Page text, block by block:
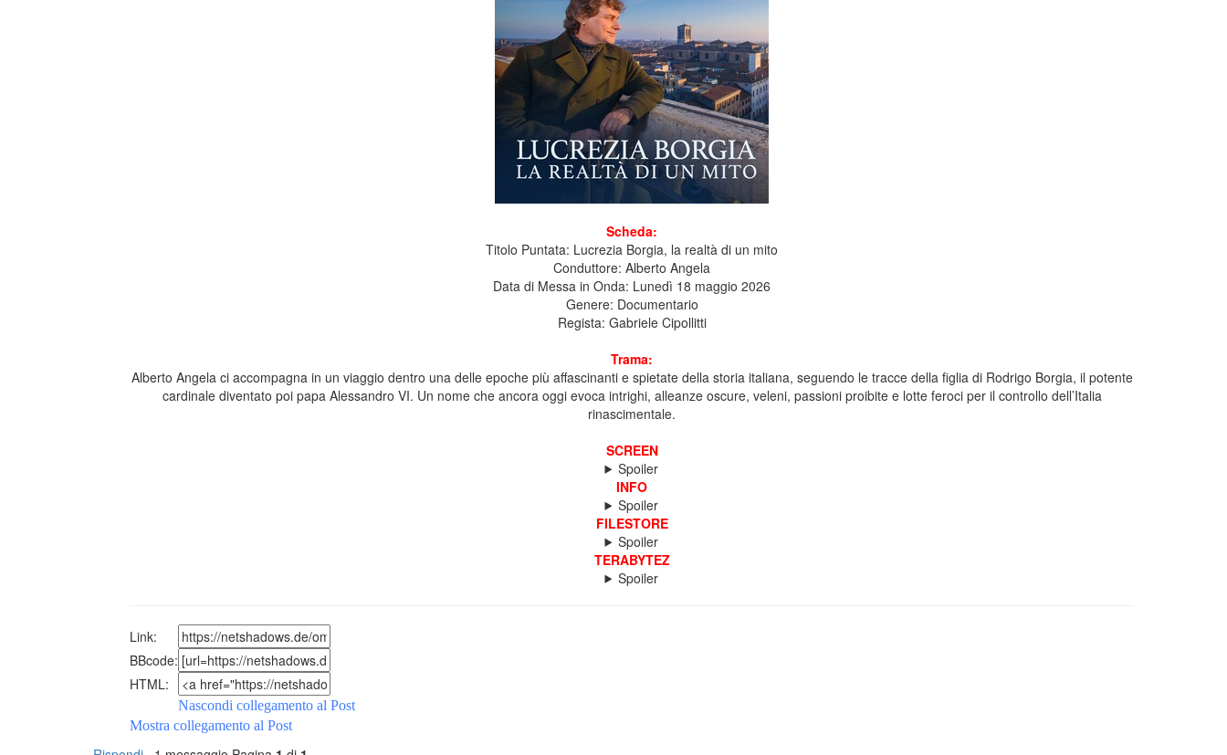
Scheda:
Titolo Puntata: Lucrezia Borgia, la realtà di un mito
Conduttore: Alberto Angela
Data di Messa in Onda: Lunedì 18 maggio 2026
Genere: Documentario
Regista: Gabriele Cipollitti
Trama:
Alberto Angela ci accompagna in un viaggio dentro una delle epoche più affascinanti e spietate della storia italiana, seguendo le tracce della figlia di Rodrigo Borgia, il potente
cardinale diventato poi papa Alessandro VI. Un nome che ancora oggi evoca intrighi, alleanze oscure, veleni, passioni proibite e lotte feroci per il controllo dell’Italia
rinascimentale.
SCREEN
Spoiler
INFO
Spoiler
FILESTORE
Spoiler
TERABYTEZ
Spoiler
Link:
BBcode:
HTML:
Nascondi collegamento al Post
Mostra collegamento al Post